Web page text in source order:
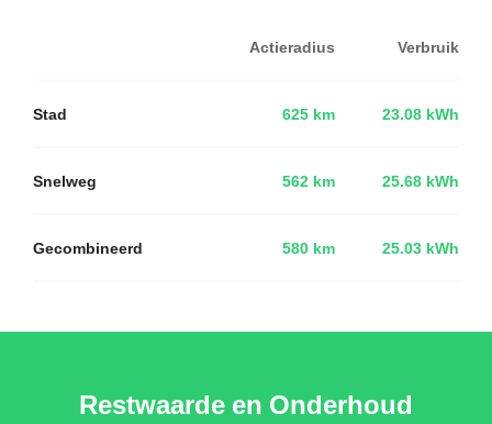
Actieradius Verbruik
Stad 625 km 23.08 kWh
Snelweg 562 km 25.68 kWh
Gecombineerd 580 km 25.03 kWh
Restwaarde en Onderhoud